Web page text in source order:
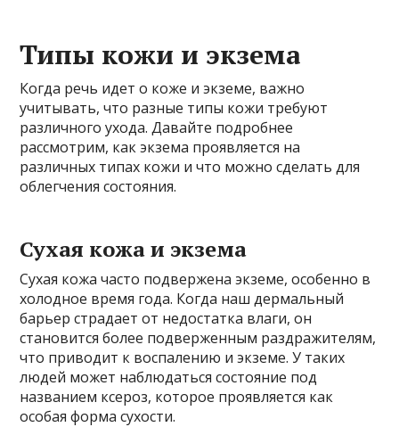
Типы кожи и экзема
Когда речь идет о коже и экземе, важно
учитывать, что разные типы кожи требуют
различного ухода. Давайте подробнее
рассмотрим, как экзема проявляется на
различных типах кожи и что можно сделать для
облегчения состояния.
Сухая кожа и экзема
Сухая кожа часто подвержена экземе, особенно в
холодное время года. Когда наш дермальный
барьер страдает от недостатка влаги, он
становится более подверженным раздражителям,
что приводит к воспалению и экземе. У таких
людей может наблюдаться состояние под
названием ксероз, которое проявляется как
особая форма сухости.